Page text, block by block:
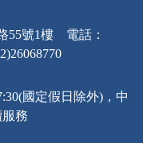
55號1樓 電話：
國定假日除外)，中
務